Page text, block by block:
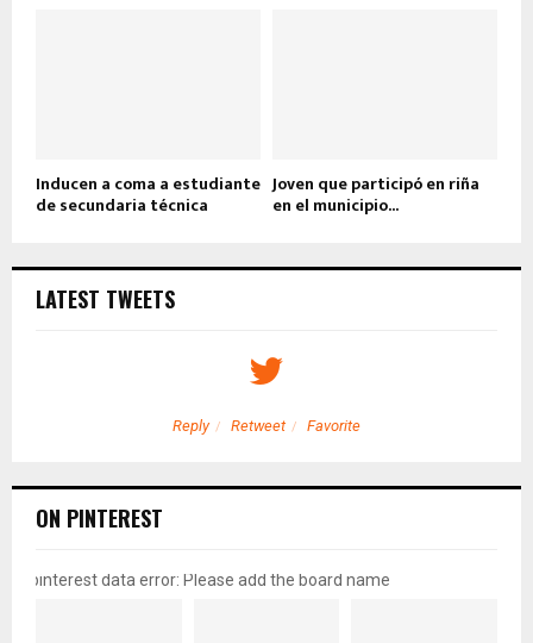
Inducen a coma a estudiante
de secundaria técnica
Joven que participó en riña
en el municipio...
LATEST TWEETS
Reply Retweet Favorite
ON PINTEREST
pinterest data error: Please add the board name